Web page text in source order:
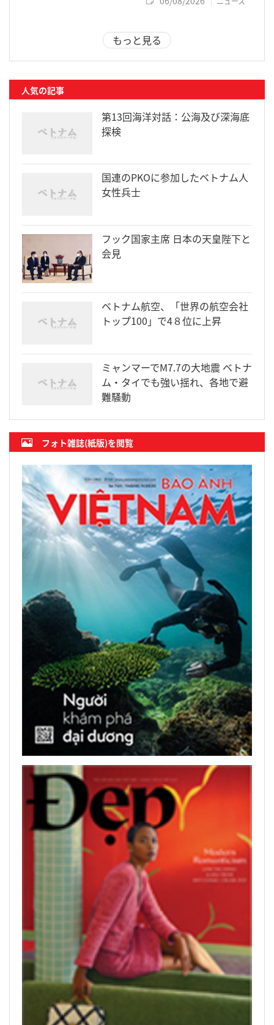
もっと見る
人気の記事
第13回海洋対話：公海及び深海底
探検
国連のPKOに参加したベトナム人
女性兵士
フック国家主席 日本の天皇陛下と
会見
ベトナム航空、「世界の航空会社
トップ100」で4８位に上昇
ミャンマーでM7.7の大地震 ベトナ
ム・タイでも強い揺れ、各地で避
難騒動
フォト雑誌(紙版)を閲覧